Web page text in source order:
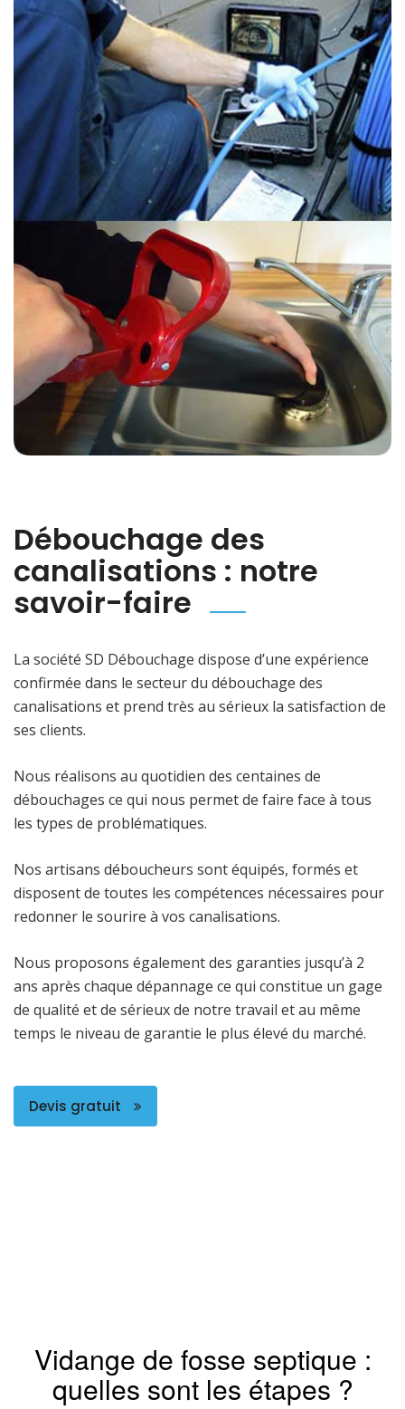
Débouchage des
canalisations : notre
savoir-faire
La société SD Débouchage dispose d’une expérience
confirmée dans le secteur du débouchage des
canalisations et prend très au sérieux la satisfaction de
ses clients.
Nous réalisons au quotidien des centaines de
débouchages ce qui nous permet de faire face à tous
les types de problématiques.
Nos artisans déboucheurs sont équipés, formés et
disposent de toutes les compétences nécessaires pour
redonner le sourire à vos canalisations.
Nous proposons également des garanties jusqu’à 2
ans après chaque dépannage ce qui constitue un gage
de qualité et de sérieux de notre travail et au même
temps le niveau de garantie le plus élevé du marché.
Devis gratuit
Vidange de fosse septique :
quelles sont les étapes ?